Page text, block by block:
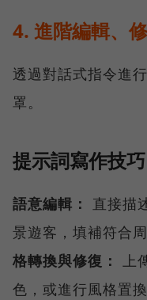
4. 進階編輯、
透過對話式指令進
罩。
提示詞寫作技巧
語意編輯：
直接描
景遊客，填補符合
格轉換與修復：
上
色，或進行風格置